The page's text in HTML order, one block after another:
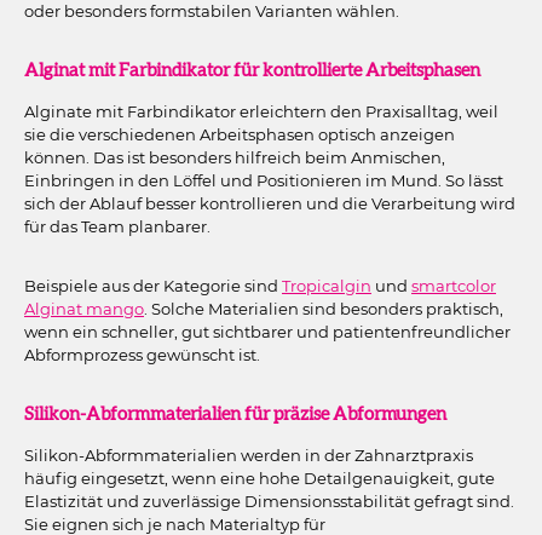
oder besonders formstabilen Varianten wählen.
Alginat mit Farbindikator für kontrollierte Arbeitsphasen
Alginate mit Farbindikator erleichtern den Praxisalltag, weil
sie die verschiedenen Arbeitsphasen optisch anzeigen
können. Das ist besonders hilfreich beim Anmischen,
Einbringen in den Löffel und Positionieren im Mund. So lässt
sich der Ablauf besser kontrollieren und die Verarbeitung wird
für das Team planbarer.
Beispiele aus der Kategorie sind Tropicalgin und smartcolor
Alginat mango. Solche Materialien sind besonders praktisch,
wenn ein schneller, gut sichtbarer und patientenfreundlicher
Abformprozess gewünscht ist.
Silikon-Abformmaterialien für präzise Abformungen
Silikon-Abformmaterialien werden in der Zahnarztpraxis
häufig eingesetzt, wenn eine hohe Detailgenauigkeit, gute
Elastizität und zuverlässige Dimensionsstabilität gefragt sind.
Sie eignen sich je nach Materialtyp für